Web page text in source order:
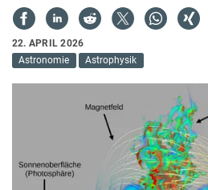
22. APRIL 2026
Astronomie
Astrophysik